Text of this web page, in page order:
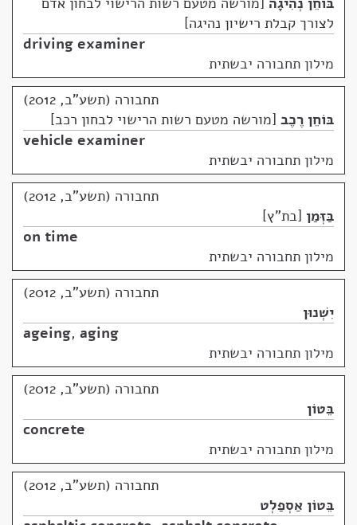
לצורך קבלת רישיון נהיגה
driving examiner
מילון תחבורה יבשתית
תחבורה (תשע"ב, 2012)
בּוֹחֵן רֶכֶב מורשה מטעם רשות הרישוי לבחון רכב
vehicle examiner
מילון תחבורה יבשתית
תחבורה (תשע"ב, 2012)
בַּזְּמַן בת"ץ
on time
מילון תחבורה יבשתית
תחבורה (תשע"ב, 2012)
יִשְׁנוּן
ageing, aging
מילון תחבורה יבשתית
תחבורה (תשע"ב, 2012)
בֵּטוֹן
concrete
מילון תחבורה יבשתית
תחבורה (תשע"ב, 2012)
בֵּטוֹן אַסְפַלְט